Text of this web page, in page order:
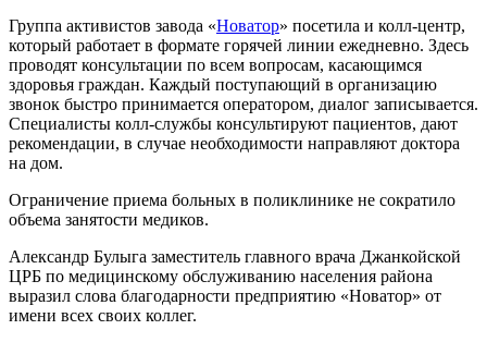
Группа активистов завода «Новатор» посетила и колл-центр,
который работает в формате горячей линии ежедневно. Здесь
проводят консультации по всем вопросам, касающимся
здоровья граждан. Каждый поступающий в организацию
звонок быстро принимается оператором, диалог записывается.
Специалисты колл-службы консультируют пациентов, дают
рекомендации, в случае необходимости направляют доктора
на дом.
Ограничение приема больных в поликлинике не сократило
объема занятости медиков.
Александр Булыга заместитель главного врача Джанкойской
ЦРБ по медицинскому обслуживанию населения района
выразил слова благодарности предприятию «Новатор» от
имени всех своих коллег.